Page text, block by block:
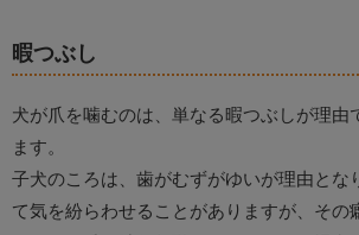
暇つぶし
犬が爪を噛むのは、単なる暇つぶしが理由
ます。
子犬のころは、歯がむずがゆいが理由とな
て気を紛らわせることがありますが、その